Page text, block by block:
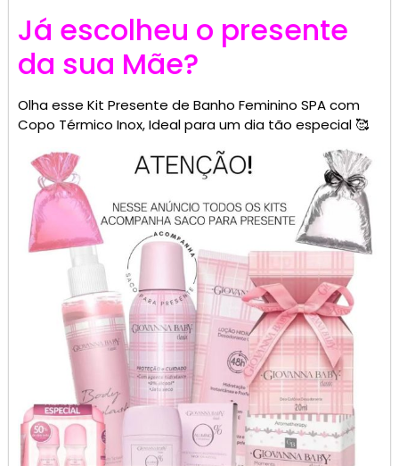
Já escolheu o presente
da sua Mãe?
Olha esse Kit Presente de Banho Feminino SPA com
Copo Térmico Inox, Ideal para um dia tão especial 🥰